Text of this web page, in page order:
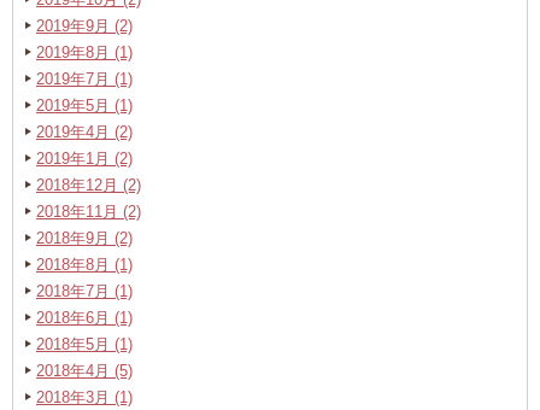
2019年9月 (2)
2019年8月 (1)
2019年7月 (1)
2019年5月 (1)
2019年4月 (2)
2019年1月 (2)
2018年12月 (2)
2018年11月 (2)
2018年9月 (2)
2018年8月 (1)
2018年7月 (1)
2018年6月 (1)
2018年5月 (1)
2018年4月 (5)
2018年3月 (1)